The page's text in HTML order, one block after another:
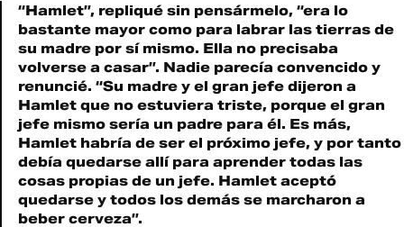
“Hamlet”, repliqué sin pensármelo, “era lo
bastante mayor como para labrar las tierras de
su madre por sí mismo. Ella no precisaba
volverse a casar”. Nadie parecía convencido y
renuncié. “Su madre y el gran jefe dijeron a
Hamlet que no estuviera triste, porque el gran
jefe mismo sería un padre para él. Es más,
Hamlet habría de ser el próximo jefe, y por tanto
debía quedarse allí para aprender todas las
cosas propias de un jefe. Hamlet aceptó
quedarse y todos los demás se marcharon a
beber cerveza”.